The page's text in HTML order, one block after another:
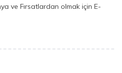
ve Fırsatlardan olmak için E-